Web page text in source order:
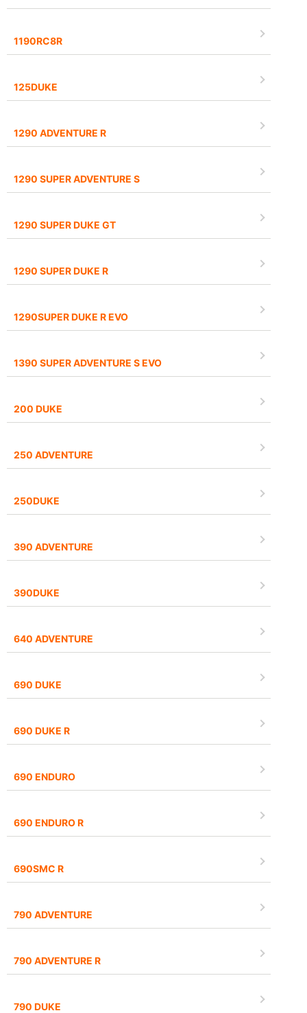
1190RC8R
125DUKE
1290 ADVENTURE R
1290 SUPER ADVENTURE S
1290 SUPER DUKE GT
1290 SUPER DUKE R
1290SUPER DUKE R EVO
1390 SUPER ADVENTURE S EVO
200 DUKE
250 ADVENTURE
250DUKE
390 ADVENTURE
390DUKE
640 ADVENTURE
690 DUKE
690 DUKE R
690 ENDURO
690 ENDURO R
690SMC R
790 ADVENTURE
790 ADVENTURE R
790 DUKE